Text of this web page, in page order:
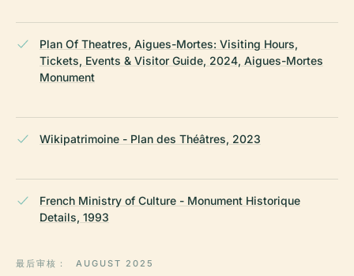
Plan Of Theatres, Aigues-Mortes: Visiting Hours,
Tickets, Events & Visitor Guide, 2024, Aigues-Mortes
Monument
Wikipatrimoine - Plan des Théâtres, 2023
French Ministry of Culture - Monument Historique
Details, 1993
最后审核： AUGUST 2025